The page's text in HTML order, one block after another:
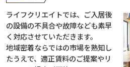
ライフクリエイトでは、ご入居後
の設備の不具合や故障なども素早
く対応させていただきます。
地域密着ならではの市場を熟知し
たうえで、適正賃料のご提案やリ